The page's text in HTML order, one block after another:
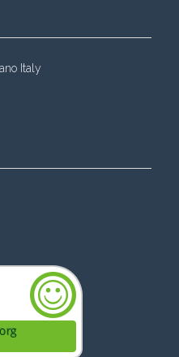
Italy